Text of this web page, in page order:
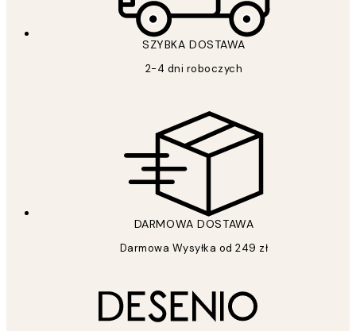
SZYBKA DOSTAWA
2-4 dni roboczych
DARMOWA DOSTAWA
Darmowa Wysyłka od 249 zł